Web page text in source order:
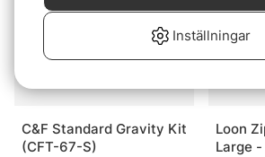
C&F Standard Gravity Kit
(CFT-67-S)
Loon
Large
Inställningar